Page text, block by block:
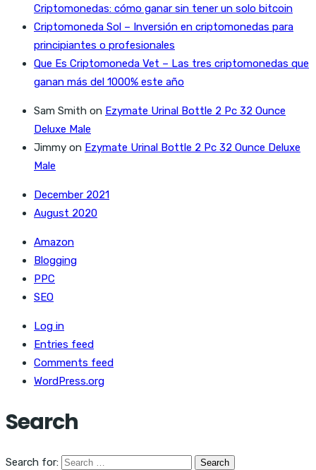
Criptomonedas: cómo ganar sin tener un solo bitcoin
Criptomoneda Sol – Inversión en criptomonedas para
principiantes o profesionales
Que Es Criptomoneda Vet – Las tres criptomonedas que
ganan más del 1000% este año
Sam Smith on Ezymate Urinal Bottle 2 Pc 32 Ounce
Deluxe Male
Jimmy on Ezymate Urinal Bottle 2 Pc 32 Ounce Deluxe
Male
December 2021
August 2020
Amazon
Blogging
PPC
SEO
Log in
Entries feed
Comments feed
WordPress.org
Search
Search for: